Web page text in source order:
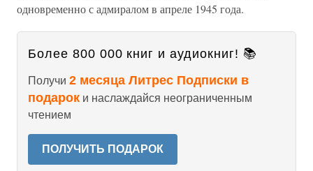
одновременно с адмиралом в апреле 1945 года.
Более 800 000 книг и аудиокниг! 📚
Получи 2 месяца Литрес Подписки в
подарок и наслаждайся неограниченным
чтением
ПОЛУЧИТЬ ПОДАРОК